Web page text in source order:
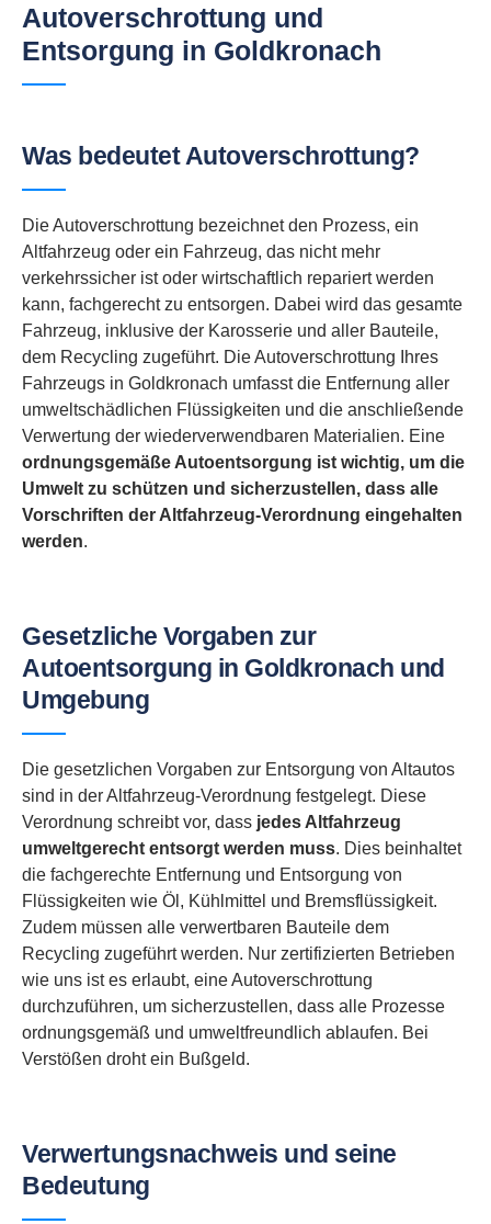
Autoverschrottung und
Entsorgung in Goldkronach
Was bedeutet Autoverschrottung?
Die Autoverschrottung bezeichnet den Prozess, ein
Altfahrzeug oder ein Fahrzeug, das nicht mehr
verkehrssicher ist oder wirtschaftlich repariert werden
kann, fachgerecht zu entsorgen. Dabei wird das gesamte
Fahrzeug, inklusive der Karosserie und aller Bauteile,
dem Recycling zugeführt. Die Autoverschrottung Ihres
Fahrzeugs in Goldkronach umfasst die Entfernung aller
umweltschädlichen Flüssigkeiten und die anschließende
Verwertung der wiederverwendbaren Materialien. Eine
ordnungsgemäße Autoentsorgung ist wichtig, um die
Umwelt zu schützen und sicherzustellen, dass alle
Vorschriften der Altfahrzeug-Verordnung eingehalten
werden.
Gesetzliche Vorgaben zur
Autoentsorgung in Goldkronach und
Umgebung
Die gesetzlichen Vorgaben zur Entsorgung von Altautos
sind in der Altfahrzeug-Verordnung festgelegt. Diese
Verordnung schreibt vor, dass jedes Altfahrzeug
umweltgerecht entsorgt werden muss. Dies beinhaltet
die fachgerechte Entfernung und Entsorgung von
Flüssigkeiten wie Öl, Kühlmittel und Bremsflüssigkeit.
Zudem müssen alle verwertbaren Bauteile dem
Recycling zugeführt werden. Nur zertifizierten Betrieben
wie uns ist es erlaubt, eine Autoverschrottung
durchzuführen, um sicherzustellen, dass alle Prozesse
ordnungsgemäß und umweltfreundlich ablaufen. Bei
Verstößen droht ein Bußgeld.
Verwertungsnachweis und seine
Bedeutung